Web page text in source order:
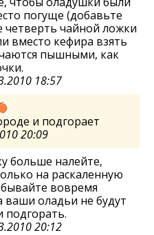
погуще (добавьте
чайной ложки
вместо кефира взять
пышными, как
18:57
и подгорает
20:09
больше налейте,
на раскаленную
вовремя
ваши оладьи не будут
подгорать.
20:12